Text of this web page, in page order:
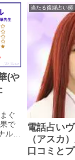
徴
によ
す。
いて
す。夢咲先生
口コミでの評
を調査して
定時の対応
(や
ぐ
で
祈
当たる復縁占い師
電話占い
（アスカ
口コミと